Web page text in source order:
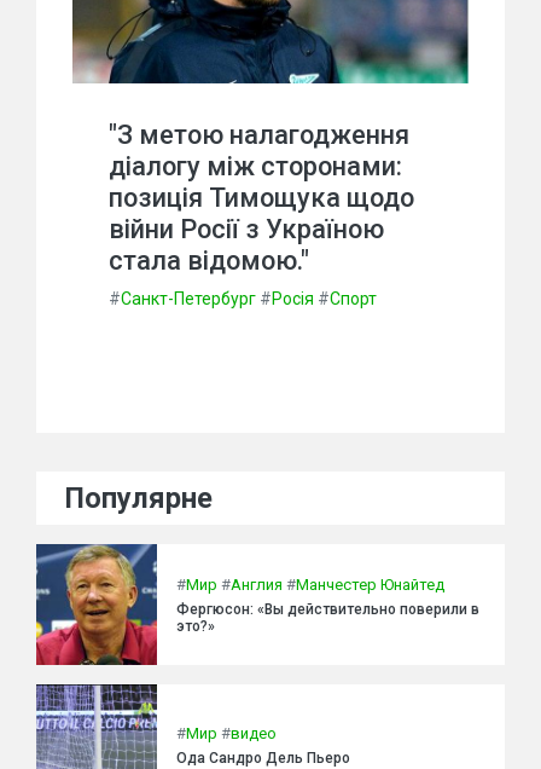
"З метою налагодження
діалогу між сторонами:
позиція Тимощука щодо
війни Росії з Україною
стала відомою."
#Санкт-Петербург #Росія #Спорт
Популярне
#Мир #Англия #Манчестер Юнайтед
Фергюсон: «Вы действительно поверили в
это?»
#Мир #видео
Ода Сандро Дель Пьеро